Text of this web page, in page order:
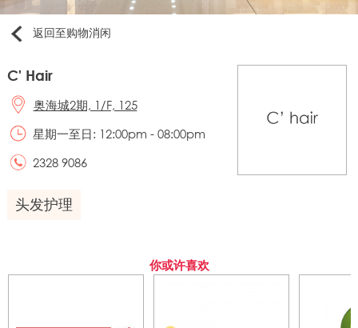
返回至购物消闲
C' Hair
奥海城2期, 1/F, 125
星期一至日: 12:00pm - 08:00pm
2328 9086
头发护理
你或许喜欢